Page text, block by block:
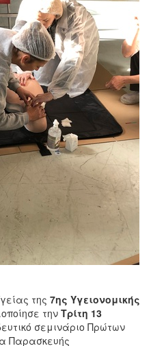
της 7ης Υγειονομικής
την Τρίτη 13
σεμινάριο Πρώτων
Παρασκευής